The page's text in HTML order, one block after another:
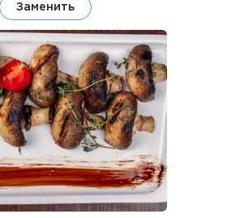
Заменить